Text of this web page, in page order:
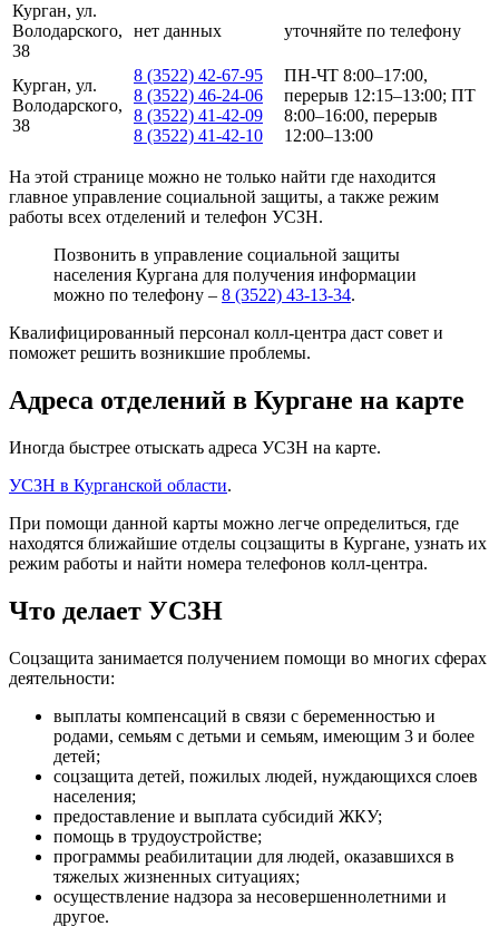
Курган, ул.
Володарского,
38
нет данных уточняйте по телефону
Курган, ул.
Володарского,
38
8 (3522) 42-67-95
8 (3522) 46-24-06
8 (3522) 41-42-09
8 (3522) 41-42-10
ПН-ЧТ 8:00–17:00,
перерыв 12:15–13:00; ПТ
8:00–16:00, перерыв
12:00–13:00
На этой странице можно не только найти где находится
главное управление социальной защиты, а также режим
работы всех отделений и телефон УСЗН.
Позвонить в управление социальной защиты
населения Кургана для получения информации
можно по телефону – 8 (3522) 43-13-34.
Квалифицированный персонал колл-центра даст совет и
поможет решить возникшие проблемы.
Адреса отделений в Кургане на карте
Иногда быстрее отыскать адреса УСЗН на карте.
УСЗН в Курганской области.
При помощи данной карты можно легче определиться, где
находятся ближайшие отделы соцзащиты в Кургане, узнать их
режим работы и найти номера телефонов колл-центра.
Что делает УСЗН
Соцзащита занимается получением помощи во многих сферах
деятельности:
выплаты компенсаций в связи с беременностью и
родами, семьям с детьми и семьям, имеющим 3 и более
детей;
соцзащита детей, пожилых людей, нуждающихся слоев
населения;
предоставление и выплата субсидий ЖКУ;
помощь в трудоустройстве;
программы реабилитации для людей, оказавшихся в
тяжелых жизненных ситуациях;
осуществление надзора за несовершеннолетними и
другое.